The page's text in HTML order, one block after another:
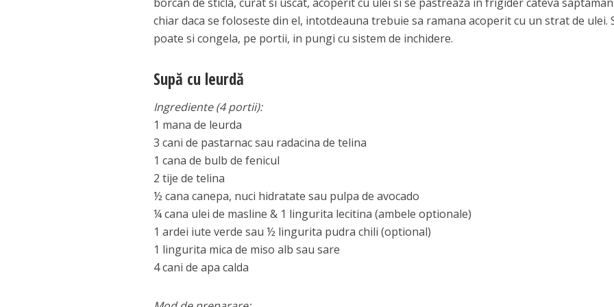
chiar daca se foloseste din el, intotdeauna trebuie sa ramana acoperit cu un strat de ulei.
poate si congela, pe portii, in pungi cu sistem de inchidere.
Supă cu leurdă
Ingrediente (4 portii):
1 mana de leurda
3 cani de pastarnac sau radacina de telina
1 cana de bulb de fenicul
2 tije de telina
½ cana canepa, nuci hidratate sau pulpa de avocado
¼ cana ulei de masline & 1 lingurita lecitina (ambele optionale)
1 ardei iute verde sau ½ lingurita pudra chili (optional)
1 lingurita mica de miso alb sau sare
4 cani de apa calda